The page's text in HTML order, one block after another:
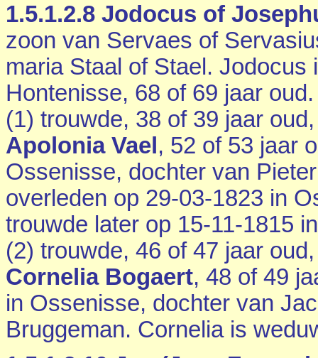
1.5.1.2.8 Jodocus of
zoon van Servaes of
maria Staal of Stael.
Hontenisse, 68 of 69 jaar
(1) trouwde, 38 of 39 jaar
Apolonia Vael , 52 of 53 jaar
Ossenisse, dochter van
overleden op 29-03-1823 in
trouwde later op 15-11-1815
(2) trouwde, 46 of 47 jaar
Cornelia Bogaert, 48 of 49
in Ossenisse, dochter van
Bruggeman. Cornelia is